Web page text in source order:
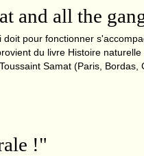
and all the
pour fonctionner
du livre Histoire
Samat (Paris, Bordas,
!"